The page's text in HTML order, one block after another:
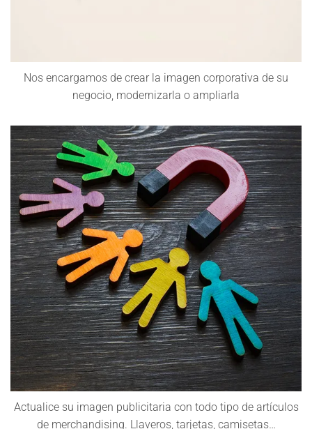
Nos encargamos de crear la imagen corporativa de su
negocio, modernizarla o ampliarla
Actualice su imagen publicitaria con todo tipo de artículos
de merchandising. Llaveros, tarjetas, camisetas…